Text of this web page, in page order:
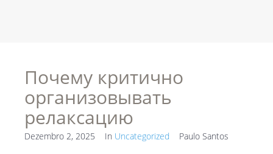
Почему критично
организовывать
релаксацию
Dezembro 2, 2025 In Uncategorized Paulo Santos